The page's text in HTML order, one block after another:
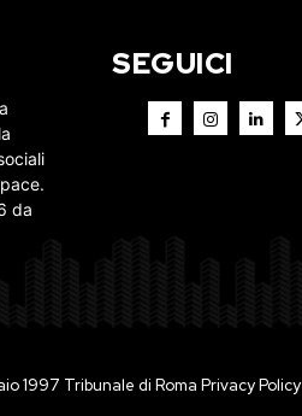
da
SEGUICI
1997 Tribunale di Roma Privacy Policy